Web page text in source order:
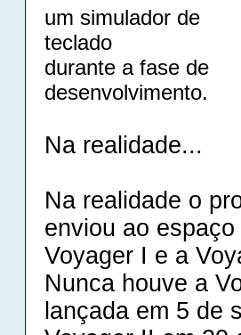
um simulador de
teclado
durante a fase de
desenvolvimento.
Na realidade...
Na realidade o
enviou ao
Voyager I e a
Nunca houve a
lançada em 5 de